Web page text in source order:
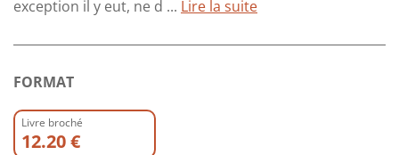
exception il y eut, ne d ... Lire la suite
FORMAT
Livre broché
12.20 €